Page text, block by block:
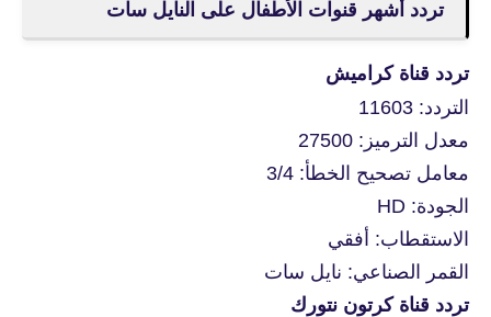
تردد أشهر قنوات الأطفال على النايل سات
تردد قناة كراميش
التردد: 11603
معدل الترميز: 27500
معامل تصحيح الخطأ: 3/4
الجودة: HD
الاستقطاب: أفقي
القمر الصناعي: نايل سات
تردد قناة كرتون نتورك